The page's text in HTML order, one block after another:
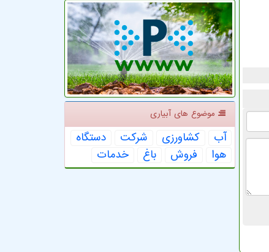
موضوع های آبیاری
آب كشاورزی شركت
دستگاه
هوا
فروش باغ خدمات